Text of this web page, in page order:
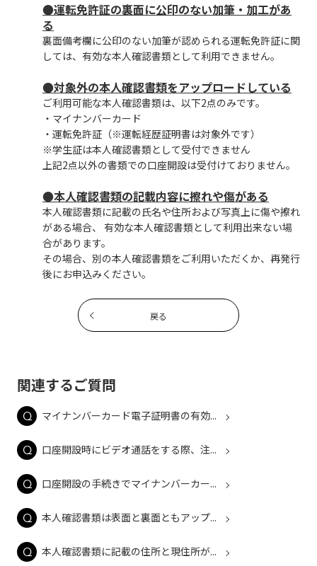
●運転免許証の裏面に公印のない加筆・加工があ
る
裏面備考欄に公印のない加筆が認められる運転免許証に関
しては、有効な本人確認書類として利用できません。
●対象外の本人確認書類をアップロードしている
ご利用可能な本人確認書類は、以下2点のみです。
・マイナンバーカード
・運転免許証（※運転経歴証明書は対象外です）
※学生証は本人確認書類として受付できません
上記2点以外の書類での口座開設は受付けておりません。
●本人確認書類の記載内容に擦れや傷がある
本人確認書類に記載の氏名や住所および写真上に傷や擦れ
がある場合、 有効な本人確認書類として利用出来ない場
合があります。
その場合、別の本人確認書類をご利用いただくか、再発行
後にお申込みください。
戻る
関連するご質問
マイナンバーカード電子証明書の有効...
口座開設時にビデオ通話をする際、注...
口座開設の手続きでマイナンバーカー...
本人確認書類は表面と裏面ともアップ...
本人確認書類に記載の住所と現住所が...